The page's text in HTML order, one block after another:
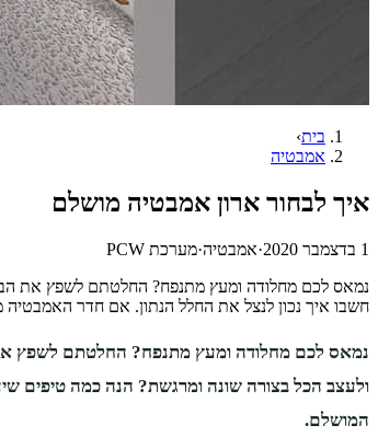
בית›
אמבטיה
איך לבחור ארון אמבטיה מושלם
1 בדצמבר 2020 ·אמבטיה·מערכת PCW
נמאס לכם מחלודה ומעץ מתנפח? החלטתם לשפץ את
חשבו איך נכון לנצל את החלל הנתון. אם חדר
נמאס לכם מחלודה ומעץ מתנפח? החלטתם לשפץ
ולעצב הכל בצורה שונה ומרגשת? הנה כמה טיפים
המושלם.